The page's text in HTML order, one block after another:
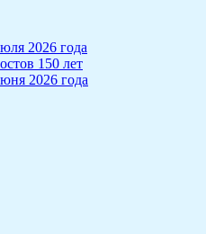
2026 года
150 лет
2026 года